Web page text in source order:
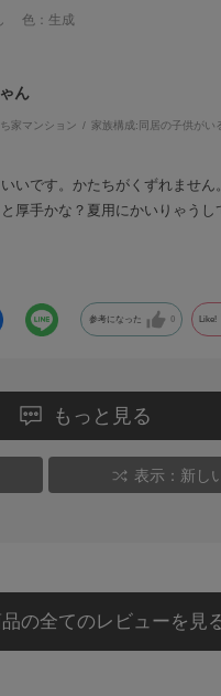
色：生成
ん
家マンション 家族構成: 同居の子供がい
いです。かたちがくずれません
厚手かな？夏用にかいりゃうし
参考になった 0 Like!
もっと見る
表示：新し
の全てのレビューを見